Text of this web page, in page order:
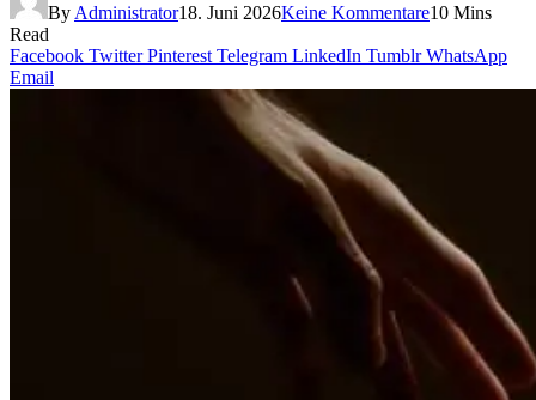
By Administrator18. Juni 2026Keine Kommentare10 Mins
Read
Facebook Twitter Pinterest Telegram LinkedIn Tumblr WhatsApp
Email